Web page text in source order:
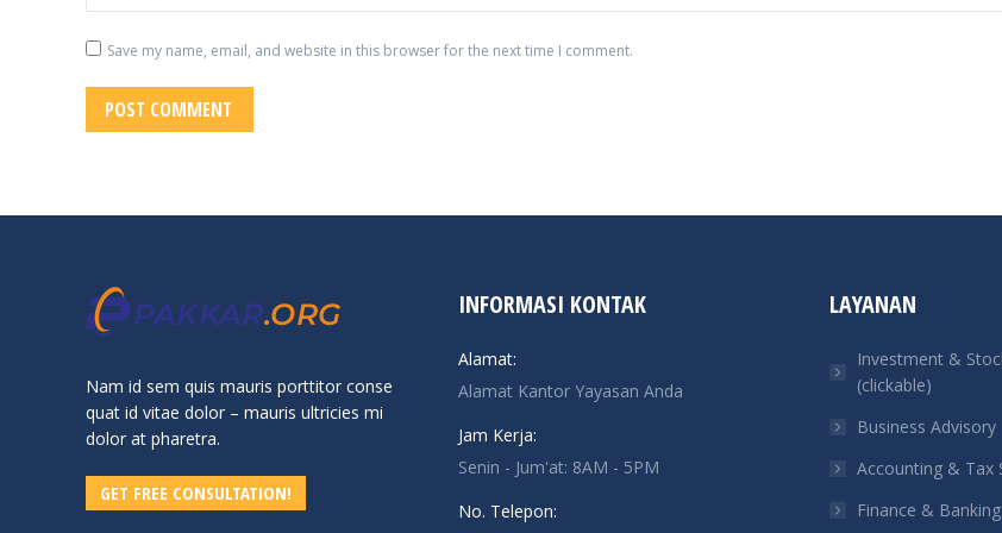
Save my name, email, and website in this browser for the next time I comment.
POST COMMENT
Nam id sem quis mauris porttitor conse
quat id vitae dolor – mauris ultricies mi
dolor at pharetra.
GET FREE CONSULTATION!
INFORMASI KONTAK
Alamat:
Alamat Kantor Yayasan Anda
Jam Kerja:
Senin - Jum'at: 8AM - 5PM
No. Telepon:
LAYANAN
Investment &
(clickable)
Business Advisory
Accounting & Tax
Finance & Banking